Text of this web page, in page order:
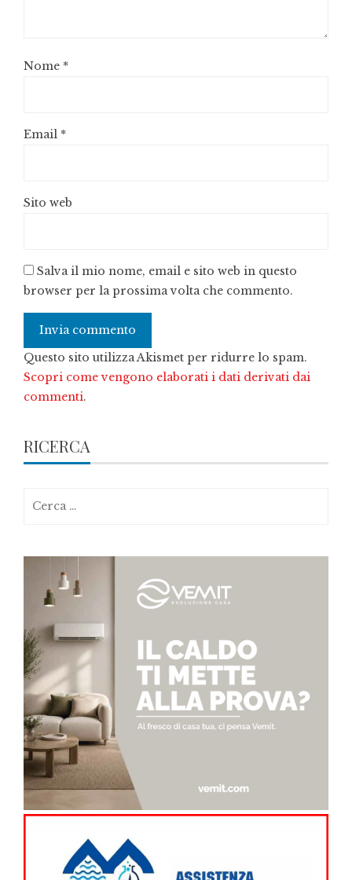
Nome *
Email *
Sito web
Salva il mio nome, email e sito web in questo
browser per la prossima volta che commento.
Questo sito utilizza Akismet per ridurre lo spam.
Scopri come vengono elaborati i dati derivati dai
commenti.
RICERCA